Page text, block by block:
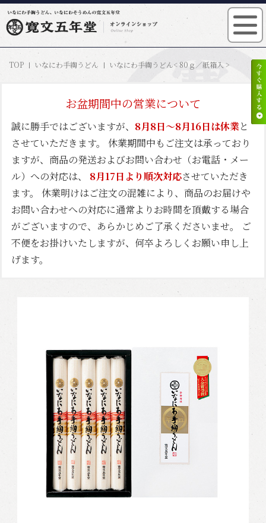
TOP いなにわ手綯うどん いなにわ手綯うどん< 80ｇ／紙箱入 >
お盆期間中の営業について
誠に勝手ではございますが、 8月8日～8月16日は休業と
させていただきます。 休業期間中もご注文は承っており
ますが、商品の発送およびお問い合わせ（お電話・メー
ル）への対応は、 8月17日より順次対応させていただき
ます。 休業明けはご注文の混雑により、商品のお届けや
お問い合わせへの対応に通常よりお時間を頂戴する場合
がございますので、あらかじめご了承くださいませ。 ご
不便をお掛けいたしますが、何卒よろしくお願い申し上
げます。